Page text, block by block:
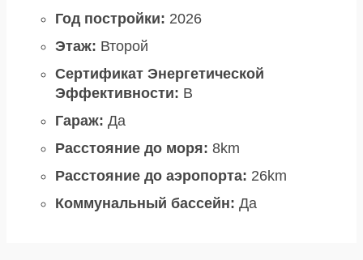
Год постройки: 2026
Этаж: Второй
Сертификат Энергетической
Эффективности: B
Гараж: Да
Расстояние до моря: 8km
Расстояние до аэропорта: 26km
Коммунальный бассейн: Да